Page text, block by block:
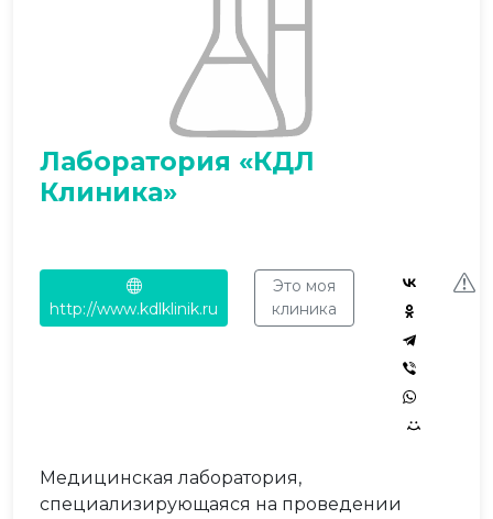
Лаборатория «КДЛ
Клиника»
http://www.kdlklinik.ru
Это моя
клиника
Медицинская лаборатория,
специализирующаяся на проведении